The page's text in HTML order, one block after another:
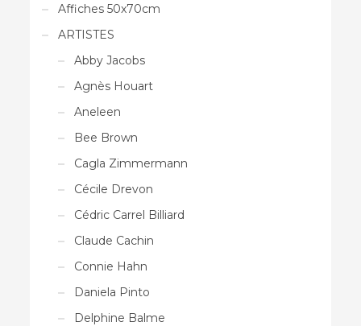
page Affiches 50x70cm
ARTISTES
Abby Jacobs
Agnès Houart
Aneleen
Bee Brown
Cagla Zimmermann
Cécile Drevon
Cédric Carrel Billiard
Claude Cachin
Connie Hahn
Daniela Pinto
Delphine Balme